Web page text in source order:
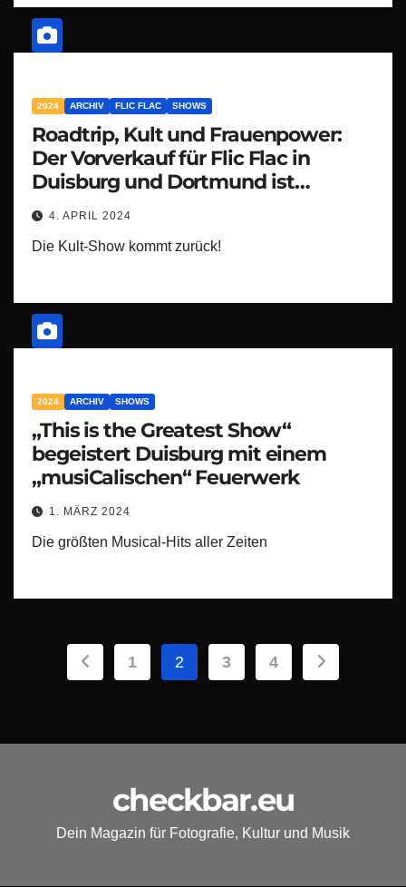
2024 ARCHIV FLIC FLAC SHOWS
Roadtrip, Kult und Frauenpower:
Der Vorverkauf für Flic Flac in
Duisburg und Dortmund ist
gestartet
4. APRIL 2024
Die Kult-Show kommt zurück!
2024 ARCHIV SHOWS
„This is the Greatest Show“
begeistert Duisburg mit einem
„musiCalischen“ Feuerwerk
1. MÄRZ 2024
Die größten Musical-Hits aller Zeiten
Seitennummerierung
Beiträge
1 2 3 4
checkbar.eu
Dein Magazin für Fotografie, Kultur und Musik